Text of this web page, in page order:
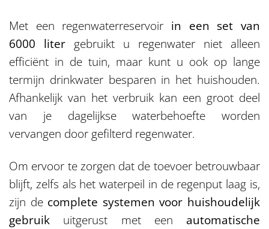
Met een regenwaterreservoir in een set van
6000 liter gebruikt u regenwater niet alleen
efficiënt in de tuin, maar kunt u ook op lange
termijn drinkwater besparen in het huishouden.
Afhankelijk van het verbruik kan een groot deel
van je dagelijkse waterbehoefte worden
vervangen door gefilterd regenwater.
Om ervoor te zorgen dat de toevoer betrouwbaar
blijft, zelfs als het waterpeil in de regenput laag is,
zijn de complete systemen voor huishoudelijk
gebruik uitgerust met een automatische